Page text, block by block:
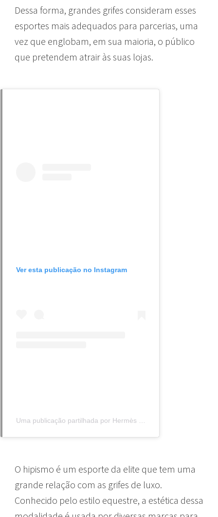
Dessa forma, grandes grifes consideram esses
esportes mais adequados para parcerias, uma
vez que englobam, em sua maioria, o público
que pretendem atrair às suas lojas.
Ver esta publicação no Instagram
O hipismo é um esporte da elite que tem uma
grande relação com as grifes de luxo.
Conhecido pelo estilo equestre, a estética dessa